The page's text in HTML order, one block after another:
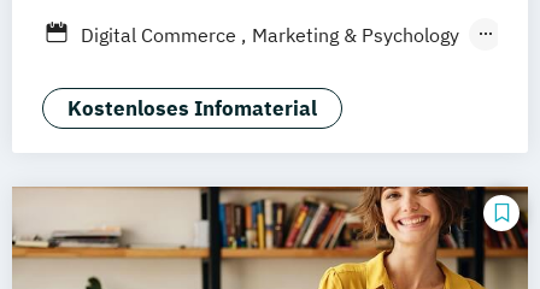
Nürnberg
Digital Commerce
Marketing & Psychology
Kostenloses Infomaterial